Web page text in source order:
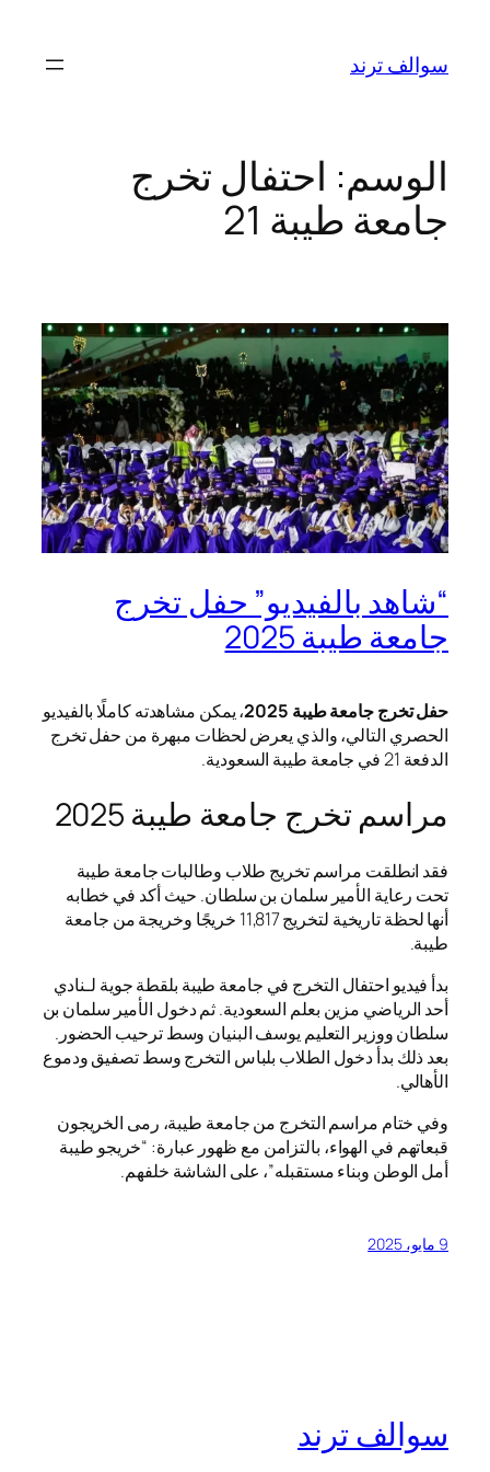
المحتوى
سوالف ترند
الوسم: احتفال تخرج
جامعة طيبة 21
“شاهد بالفيديو” حفل تخرج
جامعة طيبة 2025
حفل تخرج جامعة طيبة 2025
، يمكن مشاهدته كاملًا بالفيديو
الحصري التالي، والذي يعرض لحظات مبهرة من حفل تخرج
الدفعة 21 في جامعة طيبة السعودية.
مراسم تخرج جامعة طيبة 2025
فقد انطلقت مراسم تخريج طلاب وطالبات جامعة طيبة
تحت رعاية الأمير سلمان بن سلطان. حيث أكد في خطابه
أنها لحظة تاريخية لتخريج 11,817 خريجًا وخريجة من جامعة
طيبة.
بدأ فيديو احتفال التخرج في جامعة طيبة بلقطة جوية لـنادي
أحد الرياضي مزين بعلم السعودية. ثم دخول الأمير سلمان بن
سلطان ووزير التعليم يوسف البنيان وسط ترحيب الحضور.
بعد ذلك بدأ دخول الطلاب بلباس التخرج وسط تصفيق ودموع
الأهالي.
وفي ختام مراسم التخرج من جامعة طيبة، رمى الخريجون
قبعاتهم في الهواء، بالتزامن مع ظهور عبارة: “خريجو طيبة
أمل الوطن وبناء مستقبله”، على الشاشة خلفهم.
9 مايو، 2025
سوالف ترند